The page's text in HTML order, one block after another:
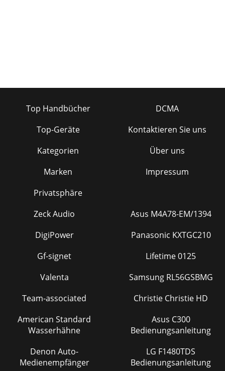
Top Handbücher
Top-Geräte
Kategorien
Marken
Privatsphäre
DCMA
Kontaktieren Sie uns
Über uns
Impressum
Zeck Audio
DigiPower
Gf-signet
Valenta
Team-associated
American Standard
Wasserhähne
Denon Auto-
Medienempfänger
Asus M4A78-EM/1394
Panasonic KXTGC210
Lifetime 0125
Samsung RL56GSBMG
Christie Christie HD
Asus C300
Bedienungsanleitung
LG F1480TDS
Bedienungsanleitung